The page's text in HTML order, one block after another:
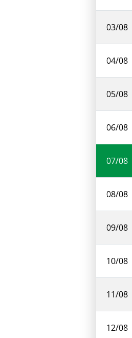
03/08
04/08
05/08
06/08
07/08
08/08
09/08
10/08
11/08
12/08